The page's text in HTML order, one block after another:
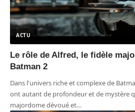
ACTU
Le rôle de Alfred, le fidèle
Batman 2
Dans l'univers riche et complexe de
ont autant de profondeur et de mystère
majordome dévoué et…